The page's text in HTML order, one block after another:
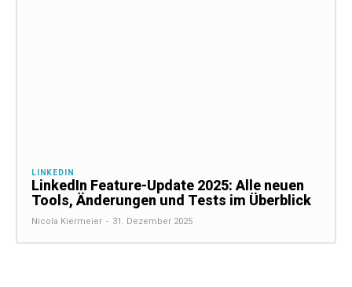
LINKEDIN
LinkedIn Feature-Update 2025: Alle neuen
Tools, Änderungen und Tests im Überblick
Nicola Kiermeier - 31. Dezember 2025